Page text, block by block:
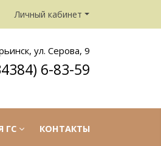
Личный кабинет
ул. Серова, 9
6-83-59
ГС КОНТАКТЫ